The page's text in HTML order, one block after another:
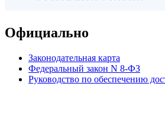
Официально
Законодательная карта
Федеральный закон N 8-ФЗ
Руководство по обеспечению